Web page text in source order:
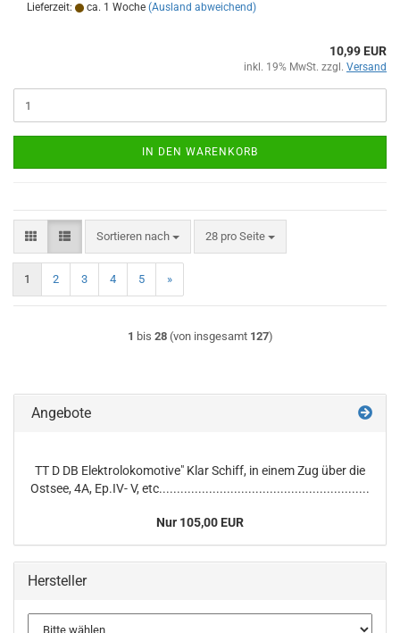
Lieferzeit: ca. 1 Woche (Ausland abweichend)
10,99 EUR
inkl. 19% MwSt. zzgl. Versand
IN DEN WARENKORB
Sortieren nach
Sortieren nach 28 pro Seite
pro Seite
1 2 3 4 5 »
1 bis 28(von insgesamt 127)
Angebote
TT D DB Elektrolokomotive" Klar Schiff, in einem Zug über die
Ostsee, 4A, Ep.IV- V, etc...........................................................
Nur 105,00 EUR
Hersteller